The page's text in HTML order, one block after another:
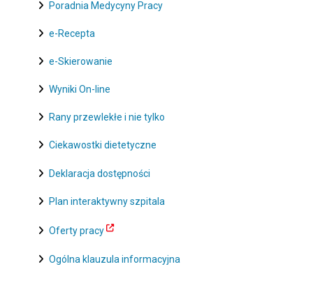
Poradnia Medycyny Pracy
e-Recepta
e-Skierowanie
Wyniki On-line
Rany przewlekłe i nie tylko
Ciekawostki dietetyczne
Deklaracja dostępności
Plan interaktywny szpitala
Oferty pracy
Ogólna klauzula informacyjna